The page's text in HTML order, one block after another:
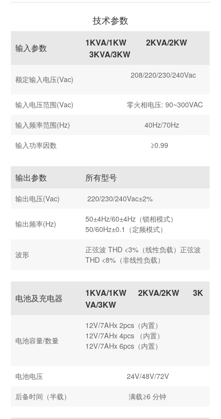
技术参数
输入参数 1KVA/1KW2KVA/2KW
3KVA/3KW
额定输入电压(Vac) 208/220/230/240Vac
输入电压范围(Vac) 零火相电压: 90~300VAC
输入频率范围(Hz) 40Hz/70Hz
输入功率因数 ≥0.99
输出参数 所有型号
输出电压(Vac) 220/230/240Vac±2%
输出频率(Hz)
50±4Hz/60±4Hz（锁相模式）
50/60Hz±0.1（定频模式）
波形
正弦波 THD <3%（线性负载）正弦波
THD <8%（非线性负载）
电池及充电器 1KVA/1KW2KVA/2KW3K
VA/3KW
电池容量/数量
12V/7AHx 2pcs（内置）
12V/7AHx 4pcs （内置）
12V/7AHx 6pcs（内置）
电池电压 24V/48V/72V
后备时间（半载） 满载≥6 分钟